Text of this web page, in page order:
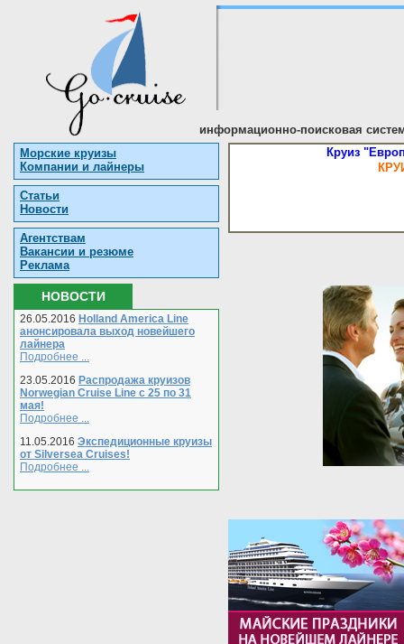
информационно-поисковая
Морские круизы
Компании и лайнеры
Статьи
Новости
Агентствам
Вакансии и резюме
Реклама
НОВОСТИ
26.05.2016 Holland America Line
анонсировала выход новейшего
лайнера
Подробнее ...
23.05.2016 Распродажа круизов
Norwegian Cruise Line с 25 по 31
мая!
Подробнее ...
11.05.2016 Экспедиционные круизы
от Silversea Cruises!
Подробнее ...
Круиз